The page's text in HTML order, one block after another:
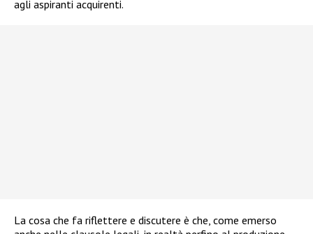
agli aspiranti acquirenti.
La cosa che fa riflettere e discutere è che, come emerso